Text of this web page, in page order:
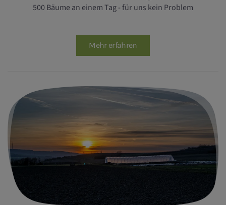
500 Bäume an einem Tag - für uns kein Problem
Mehr erfahren